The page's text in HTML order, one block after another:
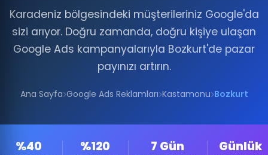
Karadeniz bölgesindeki müşterileriniz Google'da
sizi arıyor. Doğru zamanda, doğru kişiye ulaşan
Google Ads kampanyalarıyla Bozkurt'de pazar
payınızı artırın.
Ana Sayfa Google Ads Reklamları Kastamonu Bozkurt
%40 %120 7 Gün Günlük